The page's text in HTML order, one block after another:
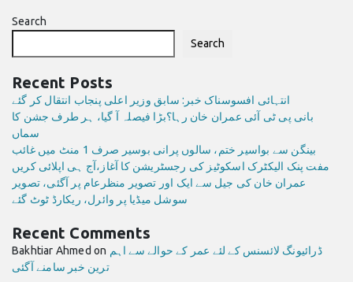
Search
Search
Recent Posts
انتہائی افسوسناک خبر: سابق وزیر اعلی پنجاب انتقال کر گئے
بانی پی ٹی آئی عمران خان رہا؟بڑا فیصلہ آ گیا، ہر طرف جشن کا
سماں
بینگن سے بواسیر ختم، سالوں پرانی بوسیر صرف 1 منٹ میں غائب
مفت پنک الیکٹرک اسکوٹیز کی رجسٹریشن کا آغاز،آج ہی اپلائی کریں
عمران خان کی جیل سے ایک اور تصویر منظرعام پر آگئی، تصویر
سوشل میڈیا پر وائرل، ریکارڈ ٹوٹ گئے
Recent Comments
Bakhtiar Ahmed on ڈرائیونگ لائسنس کے لئے عمر کے حوالے سے اہم
ترین خبر سامنے آگئی